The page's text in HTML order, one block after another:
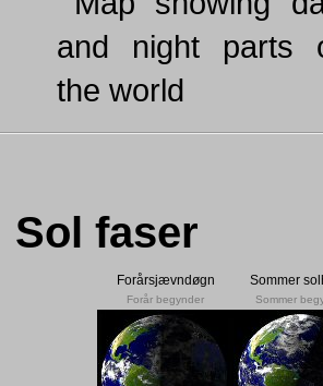
Sol faser
Forårsjævndøgn
Forår begynder
Sommer
Sommer